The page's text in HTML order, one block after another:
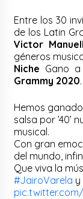
Entre los 30
de los Latin
Victor
géneros
Niche Gano
Grammy 2020.
Hemos
salsa por ’40’
musical.
Con gran
del mundo,
Que viva la
#JairoVarela y